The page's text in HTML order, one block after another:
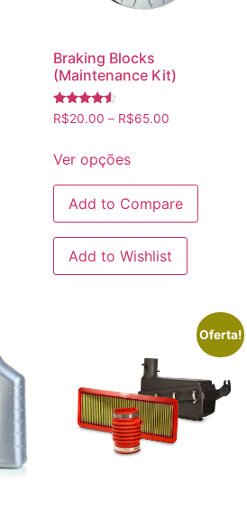
Braking Blocks
(Maintenance Kit)
Avaliação
4.33
R$20.00 – R$65.00
Ver opções
Add to Compare
Add to Wishlist
Oferta!